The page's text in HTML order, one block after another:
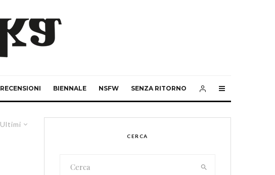
RECENSIONI BIENNALE NSFW SENZA RITORNO
Ultimi
CERCA